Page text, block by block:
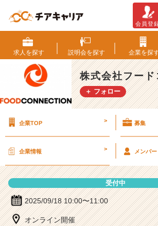
式
会
社
フ
ー
ド
シ
の
説
明
会
会員登
求人を探す 説明会を探す 企業を探
株式会社フー
＋ フォロー
企業TOP > 募集
企業情報 > メンバー
受付中
2025/09/18 10:00〜11:00
オンライン開催